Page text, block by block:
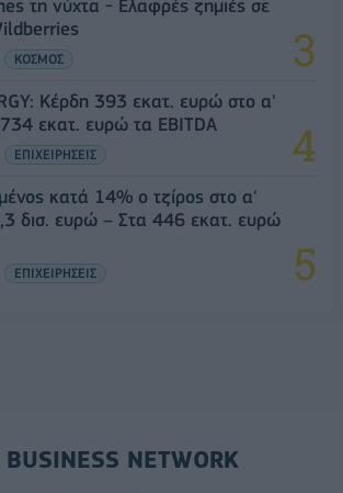
τη νύχτα - Ελαφρές ζημιές σε
ΚΟΣΜΟΣ
Κέρδη 393 εκατ. ευρώ στο α'
εκατ. ευρώ τα EBITDA
ΕΠΙΧΕΙΡΗΣΕΙΣ
κατά 14% ο τζίρος στο α'
δισ. ευρώ – Στα 446 εκατ. ευρώ
ΕΠΙΧΕΙΡΗΣΕΙΣ
NETWORK